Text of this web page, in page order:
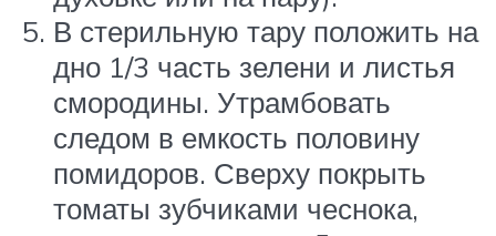
В стерильную тару положить на
дно 1/3 часть зелени и листья
смородины. Утрамбовать
следом в емкость половину
помидоров. Сверху покрыть
томаты зубчиками чеснока,